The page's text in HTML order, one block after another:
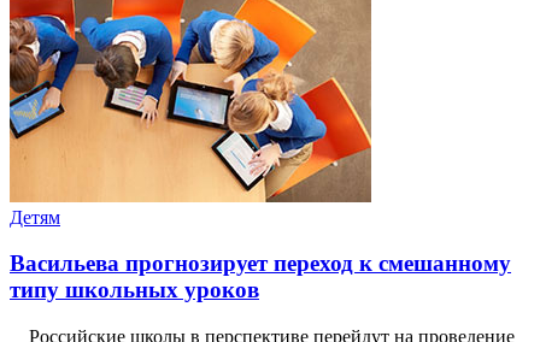
Детям
Васильева прогнозирует переход к смешанному
типу школьных уроков
Российские школы в перспективе перейдут на проведение